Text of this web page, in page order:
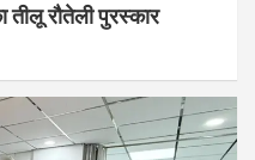
तीलू रौतेली पुरस्कार